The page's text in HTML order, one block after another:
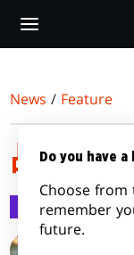
main
News / Feature
战锤
Feature 2022-
Do you have
Choose from
remember
future.